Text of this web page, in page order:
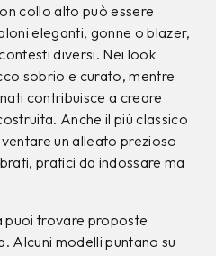
collo alto può essere
eleganti, gonne o blazer,
diversi. Nei look
sobrio e curato, mentre
contribuisce a creare
Anche il più classico
un alleato prezioso
pratici da indossare ma
puoi trovare proposte
Alcuni modelli puntano su